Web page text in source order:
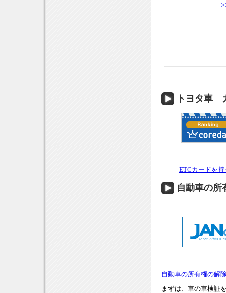
トヨタ車
ETCカードを
自動車の
自動車の所有権の解
まずは、車の車検証